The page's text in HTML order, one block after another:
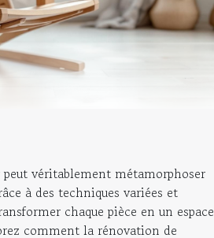
véritablement métamorphoser
à des techniques variées et
chaque pièce en un espace
comment la rénovation de